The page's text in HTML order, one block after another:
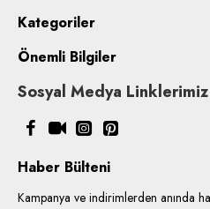
Kategoriler
Önemli Bilgiler
Sosyal Medya Linklerimiz
Haber Bülteni
Kampanya ve indirimlerden anında